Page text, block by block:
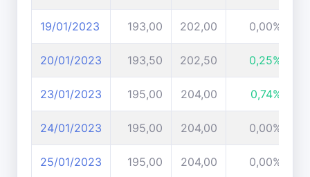
19/01/2023 193,00 202,00 0,00%
20/01/2023 193,50 202,50 0,25%
23/01/2023 195,00 204,00 0,74%
24/01/2023 195,00 204,00 0,00%
25/01/2023 195,00 204,00 0,00%